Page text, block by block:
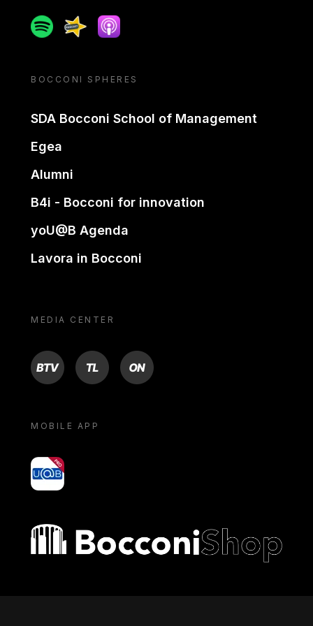
SpotifySpreakerApple podcast
BOCCONI SPHERES
SDA Bocconi School of Management
Egea
Alumni
B4i - Bocconi for innovation
yoU@B Agenda
Lavora in Bocconi
MEDIA CENTER
BTV TL ON
MOBILE APP
yoU@B
Bocconi shop